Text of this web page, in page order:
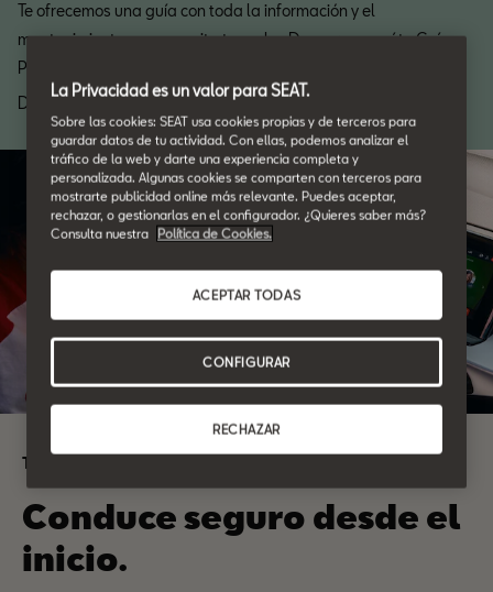
Te ofrecemos una guía con toda la información y el
mantenimiento que necesita tu coche. Descarga aquí tu Guía
Posventa.
Descarga
Tranquilidad SEAT
Conduce seguro desde el
inicio.
La Privacidad es un valor para SEAT.
Sobre las cookies: SEAT usa cookies propias y de terceros para
guardar datos de tu actividad. Con ellas, podemos analizar el
tráfico de la web y darte una experiencia completa y
personalizada. Algunas cookies se comparten con terceros para
mostrarte publicidad online más relevante. Puedes aceptar,
rechazar, o gestionarlas en el configurador. ¿Quieres saber más?
Consulta nuestra
Política de Cookies.
RECHAZAR
ACEPTAR TODAS
CONFIGURAR